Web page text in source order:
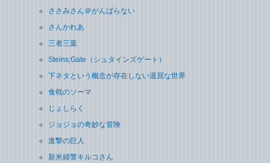
ささみさん＠がんばらない
さんかれあ
三者三葉
Steins;Gate（シュタインズゲート）
下ネタという概念が存在しない退屈な世界
食戟のソーマ
じょしらく
ジョジョの奇妙な冒険
進撃の巨人
新米婦警キルコさん